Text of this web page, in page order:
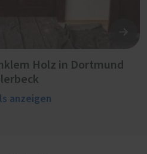
Holz in Dortmund
anzeigen